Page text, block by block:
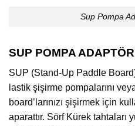
Sup Pompa
SUP POMPA
SUP (Stand-Up Paddle
lastik şişirme pompalarını
board’larınızı şişirmek için
aparattır. Sörf Kürek tahtaları